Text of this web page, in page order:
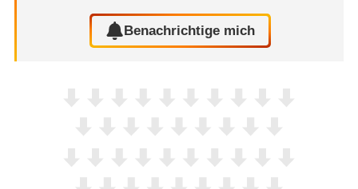
Benachrichtige mich